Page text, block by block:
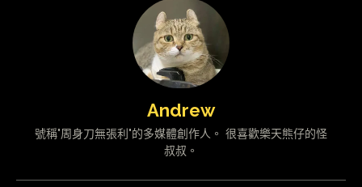
Andrew
號稱"周身刀無張利"的多媒體創作人。 很喜歡樂天熊仔的怪
叔叔。